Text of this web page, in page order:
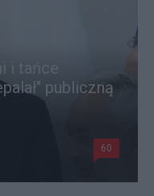
i tańce
publiczną
60